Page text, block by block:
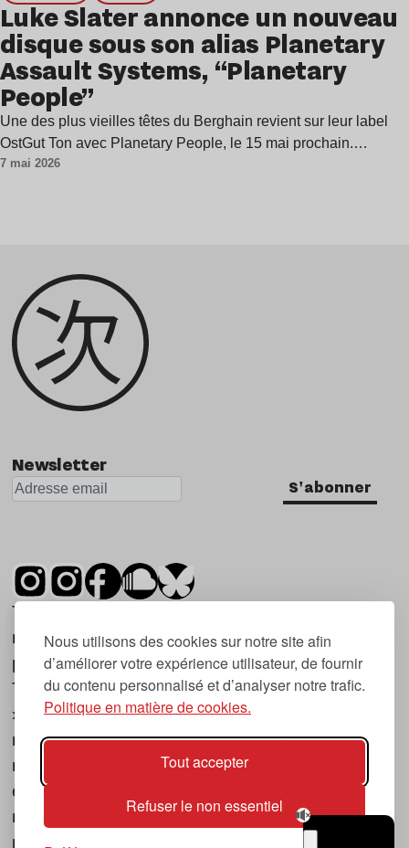
Nous utilisons des cookies sur notre site afin
d’améliorer votre expérience utilisateur, de fournir
du contenu personnalisé et d’analyser notre trafic.
Politique en matière de cookies.
Tout accepter
Refuser le non essentiel
Luke Slater annonce un nouveau
disque sous son alias Planetary
Assault Systems, “Planetary
People”
Une des plus vieilles têtes du Berghain revient sur leur label
OstGut Ton avec Planetary People, le 15 mai prochain.…
7 mai 2026
Newsletter
S'abonner
Tsugi est un mensuel indépendant sur la
musique et les nouvelles tendances, dont la
première parution date de 2007.
Tsugi en japonais signifie « prochain », « suivant
», ce qui correspond à la thématique du
magazine, à l’affût des nouvelles tendances
musicales, qu’elles viennent de la musique
électronique, du rock ou du hip hop, et des
nouveaux phénomènes de société liés à la
musique.